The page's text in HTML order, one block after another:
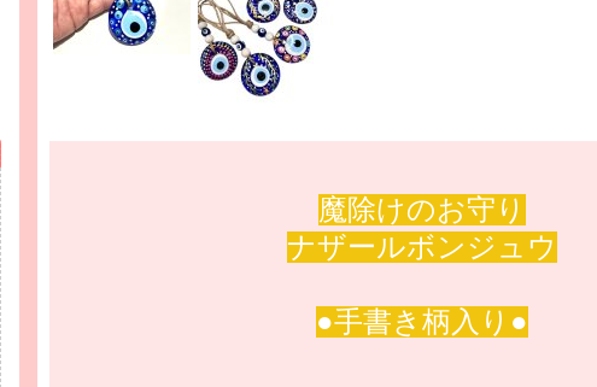
魔除けのお守り
ナザールボンジュウ
●手書き柄入り●